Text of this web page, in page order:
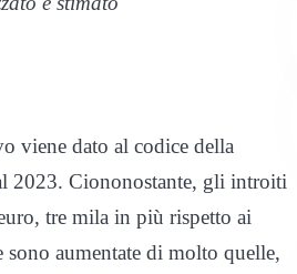
viene dato al codice della
2023. Ciononostante, gli introiti
tre mila in più rispetto ai
aumentate di molto quelle,